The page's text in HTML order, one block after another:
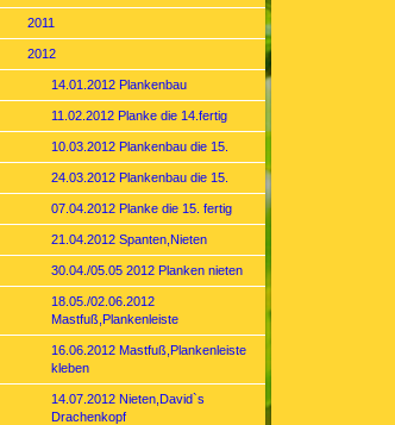
2011
2012
14.01.2012 Plankenbau
11.02.2012 Planke die 14.fertig
10.03.2012 Plankenbau die 15.
24.03.2012 Plankenbau die 15.
07.04.2012 Planke die 15. fertig
21.04.2012 Spanten,Nieten
30.04./05.05 2012 Planken nieten
18.05./02.06.2012
Mastfuß,Plankenleiste
16.06.2012 Mastfuß,Plankenleiste
kleben
14.07.2012 Nieten,David`s
Drachenkopf